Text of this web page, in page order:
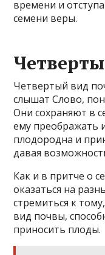
времени и
семени веры.
Четвертый вид
слышат Слово,
Они сохраняют в
ему преображать
плодородна и
давая
Как и в притче о
оказаться на
стремиться к
вид почвы,
приносить плоды.